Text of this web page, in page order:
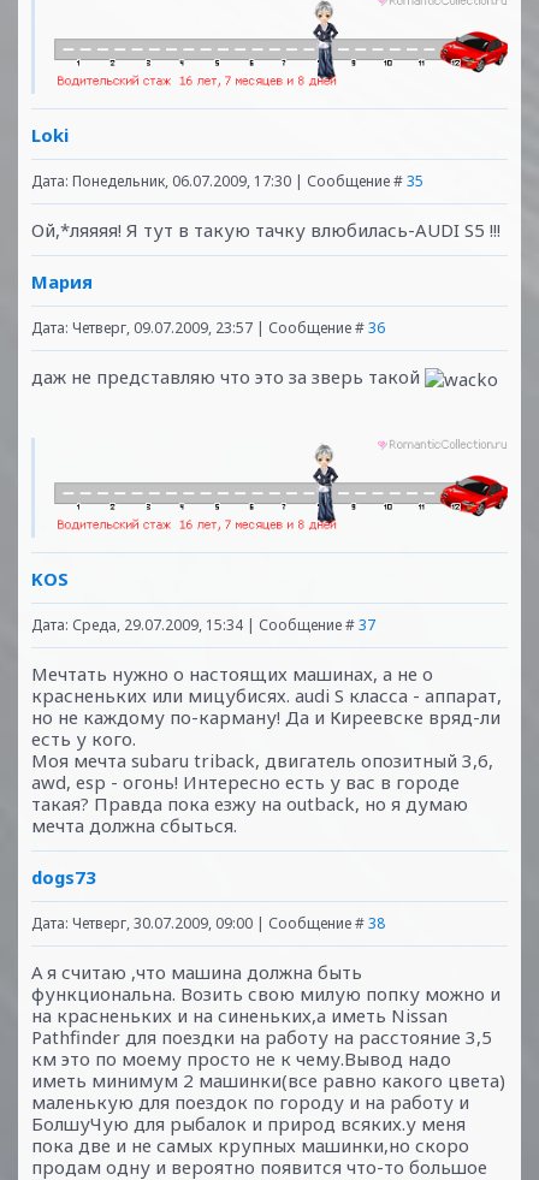
Loki
Дата: Понедельник, 06.07.2009, 17:30 | Сообщение #35
Ой,*ляяяя! Я тут в такую тачку влюбилась-AUDI S5 !!!
Мария
Дата: Четверг, 09.07.2009, 23:57 | Сообщение #36
даж не представляю что это за зверь такой
KOS
Дата: Среда, 29.07.2009, 15:34 | Сообщение #37
Мечтать нужно о настоящих машинах, а не о
красненьких или мицубисях. audi S класса - аппарат,
но не каждому по-карману! Да и Киреевске вряд-ли
есть у кого.
Моя мечта subaru triback, двигатель опозитный 3,6,
awd, esp - огонь! Интересно есть у вас в городе
такая? Правда пока езжу на outback, но я думаю
мечта должна сбыться.
dogs73
Дата: Четверг, 30.07.2009, 09:00 | Сообщение #38
А я считаю ,что машина должна быть
функциональна. Возить свою милую попку можно и
на красненьких и на синеньких,а иметь Nissan
Pathfinder для поездки на работу на расстояние 3,5
км это по моему просто не к чему.Вывод надо
иметь минимум 2 машинки(все равно какого цвета)
маленькую для поездок по городу и на работу и
БолшуЧую для рыбалок и природ всяких.у меня
пока две и не самых крупных машинки,но скоро
продам одну и вероятно появится что-то большое